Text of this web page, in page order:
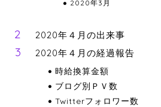
2020年3月
2020年４月の出来事
2020年４月の経過報告
時給換算金額
ブログ別ＰＶ数
Twitterフォロワー数